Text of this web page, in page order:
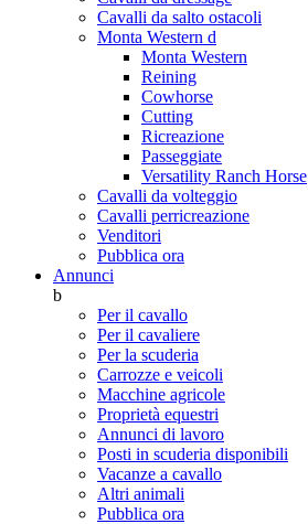
Cavalli da salto ostacoli
Monta Western d
Monta Western
Reining
Cowhorse
Cutting
Ricreazione
Passeggiate
Versatility Ranch Horse
Cavalli da volteggio
Cavalli perricreazione
Venditori
Pubblica ora
Annunci
b
Per il cavallo
Per il cavaliere
Per la scuderia
Carrozze e veicoli
Macchine agricole
Proprietà equestri
Annunci di lavoro
Posti in scuderia disponibili
Vacanze a cavallo
Altri animali
Pubblica ora